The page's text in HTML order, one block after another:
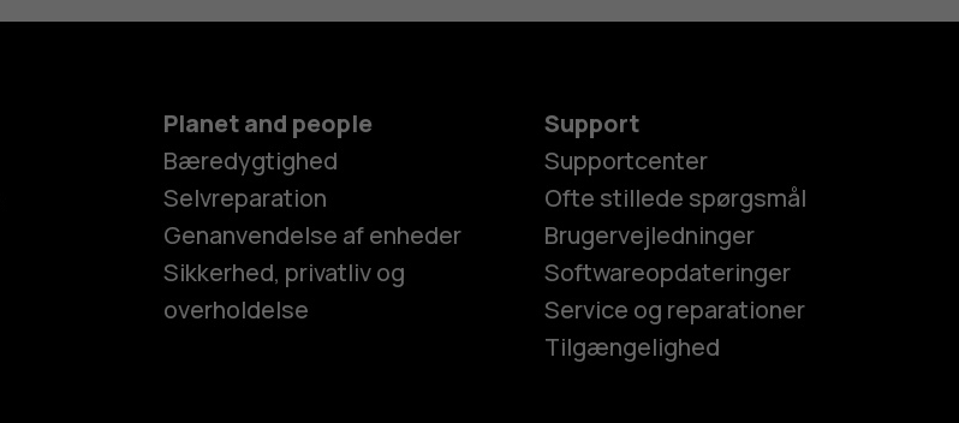
Planet and people
Bæredygtighed
Selvreparation
Genanvendelse af enheder
Sikkerhed, privatliv og
overholdelse
Support
Supportcenter
Ofte stillede spørgsmål
Brugervejledninger
Softwareopdateringer
Service og reparationer
Tilgængelighed